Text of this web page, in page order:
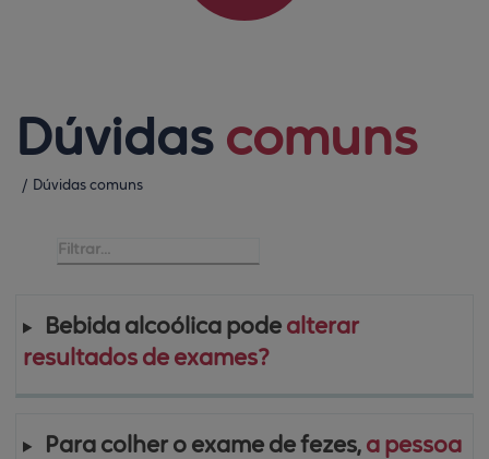
Dúvidas comuns
/ Dúvidas comuns
Bebida alcoólica pode alterar
resultados de exames?
Para colher o exame de fezes, a pessoa